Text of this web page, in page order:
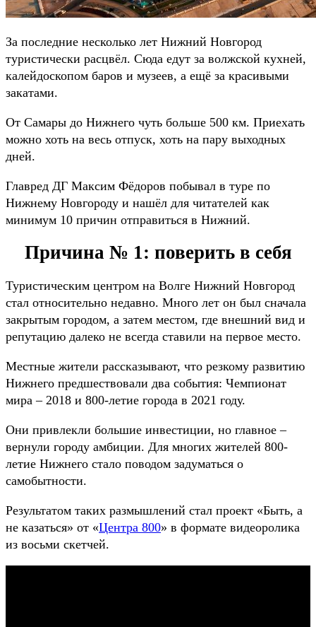
За последние несколько лет Нижний Новгород
туристически расцвёл. Сюда едут за волжской кухней,
калейдоскопом баров и музеев, а ещё за красивыми
закатами.
От Самары до Нижнего чуть больше 500 км. Приехать
можно хоть на весь отпуск, хоть на пару выходных
дней.
Главред ДГ Максим Фёдоров побывал в туре по
Нижнему Новгороду и нашёл для читателей как
минимум 10 причин отправиться в Нижний.
Причина № 1: поверить в себя
Туристическим центром на Волге Нижний Новгород
стал относительно недавно. Много лет он был сначала
закрытым городом, а затем местом, где внешний вид и
репутацию далеко не всегда ставили на первое место.
Местные жители рассказывают, что резкому развитию
Нижнего предшествовали два события: Чемпионат
мира – 2018 и 800-летие города в 2021 году.
Они привлекли большие инвестиции, но главное –
вернули городу амбиции. Для многих жителей 800-
летие Нижнего стало поводом задуматься о
самобытности.
Результатом таких размышлений стал проект «Быть, а
не казаться» от «Центра 800» в формате видеоролика
из восьми скетчей.